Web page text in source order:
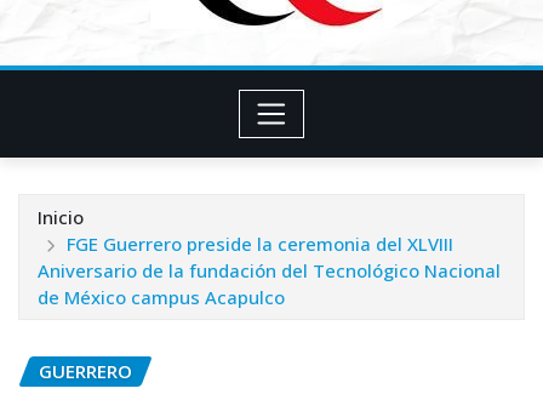
Inicio
FGE Guerrero preside la ceremonia del XLVIII
Aniversario de la fundación del Tecnológico Nacional
de México campus Acapulco
GUERRERO